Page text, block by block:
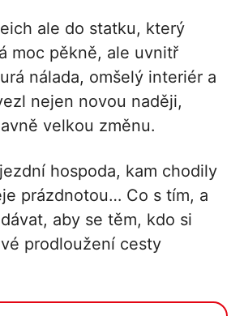
ale do statku, který
moc pěkně, ale uvnitř
nálada, omšelý interiér a
nejen novou naději,
velkou změnu.
hospoda, kam chodily
prázdnotou… Co s tím, a
aby se těm, kdo si
prodloužení cesty